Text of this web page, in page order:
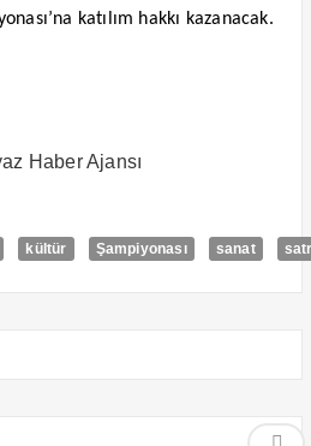
katılım hakkı kazanacak.
Haber Ajansı
kültür Şampiyonası sanat